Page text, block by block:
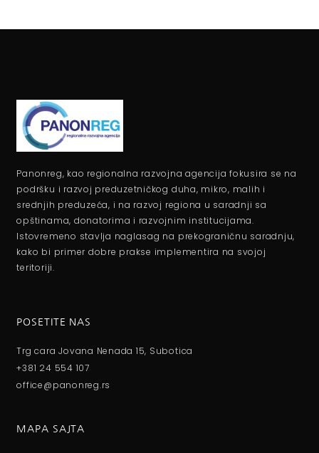
Panonreg, kao regionalna razvojna agencija fokusira se na
podršku i razvoj preduzetničkog duha, mikro, malih i
srednjih preduzeća, i na razvoj regiona u saradnji sa
opštinama, donatorima i razvojnim institucijama.
Istovremeno stavlja naglasag na prekograničnu saradnju,
kako bi primer dobre prakse implementira na svojoj
teritoriji.
POSETITE NAS
Trg cara Jovana Nenada 15, Subotica
+381 24 554 107
office@panonreg.rs
MAPA SAJTA